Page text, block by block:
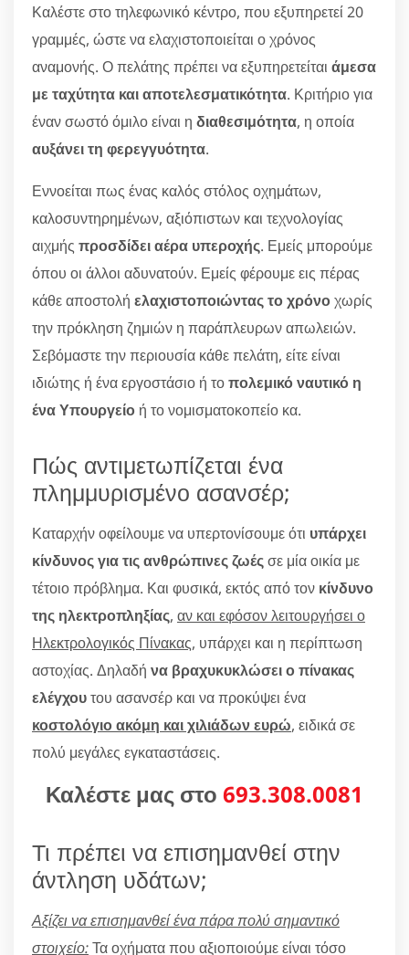
Καλέστε στο τηλεφωνικό κέντρο, που εξυπηρετεί 20
γραμμές, ώστε να ελαχιστοποιείται ο χρόνος
αναμονής. Ο πελάτης πρέπει να εξυπηρετείται άμεσα
με ταχύτητα και αποτελεσματικότητα. Κριτήριο για
έναν σωστό όμιλο είναι η διαθεσιμότητα, η οποία
αυξάνει τη φερεγγυότητα.
Εννοείται πως ένας καλός στόλος οχημάτων,
καλοσυντηρημένων, αξιόπιστων και τεχνολογίας
αιχμής προσδίδει αέρα υπεροχής. Εμείς μπορούμε
όπου οι άλλοι αδυνατούν. Εμείς φέρουμε εις πέρας
κάθε αποστολή ελαχιστοποιώντας το χρόνοχωρίς
την πρόκληση ζημιών η παράπλευρων απωλειών.
Σεβόμαστε την περιουσία κάθε πελάτη, είτε είναι
ιδιώτης ή ένα εργοστάσιο ή τοπολεμικό ναυτικό η
ένα Υπουργείο ή το νομισματοκοπείο κα.
Πώς αντιμετωπίζεται ένα
πλημμυρισμένο ασανσέρ;
Καταρχήν οφείλουμε να υπερτονίσουμε ότι υπάρχει
κίνδυνος για τις ανθρώπινες ζωέςσε μία οικία με
τέτοιο πρόβλημα. Και φυσικά, εκτός από τον κίνδυνο
της ηλεκτροπληξίας, αν και εφόσον λειτουργήσει ο
Ηλεκτρολογικός Πίνακας, υπάρχει και η περίπτωση
αστοχίας. Δηλαδή να βραχυκυκλώσει ο πίνακας
ελέγχουτου ασανσέρ και να προκύψει ένα
κοστολόγιο ακόμη και χιλιάδων ευρώ, ειδικά σε
πολύ μεγάλες εγκαταστάσεις.
Καλέστε μας στο 693.308.0081
Τι πρέπει να επισημανθεί στην
άντληση υδάτων;
Αξίζει να επισημανθεί ένα πάρα πολύ σημαντικό
στοιχείο:Τα οχήματα που αξιοποιούμε είναι τόσο